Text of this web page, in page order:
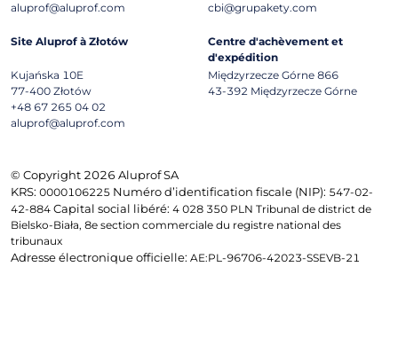
aluprof@aluprof.com
cbi@grupakety.com
Site Aluprof à Złotów
Kujańska 10E
77-400 Złotów
+48 67 265 04 02
aluprof@aluprof.com
Centre d'achèvement et
d'expédition
Międzyrzecze Górne 866
43-392 Międzyrzecze Górne
© Copyright 2026 Aluprof SA
KRS: 0000106225 Numéro d’identification fiscale (NIP): 547-02-
42-884 Capital social libéré: 4 028 350 PLN Tribunal de district de
Bielsko-Biała, 8e section commerciale du registre national des
tribunaux
Adresse électronique officielle: AE:PL-96706-42023-SSEVB-21